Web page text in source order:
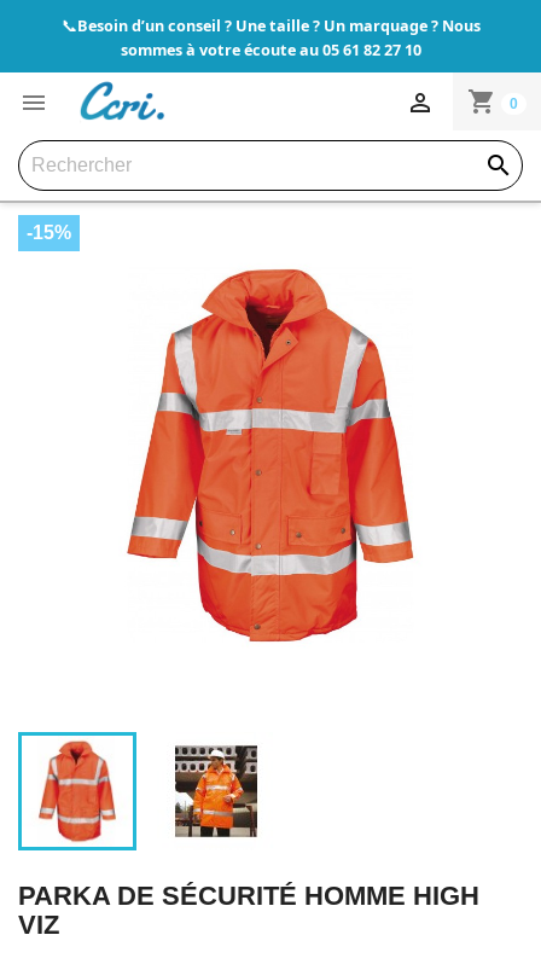
📞Besoin d’un conseil ? Une taille ? Un marquage ? Nous
sommes à votre écoute au 05 61 82 27 10
 shopping_cart 0


-15%
PARKA DE SÉCURITÉ HOMME HIGH
VIZ